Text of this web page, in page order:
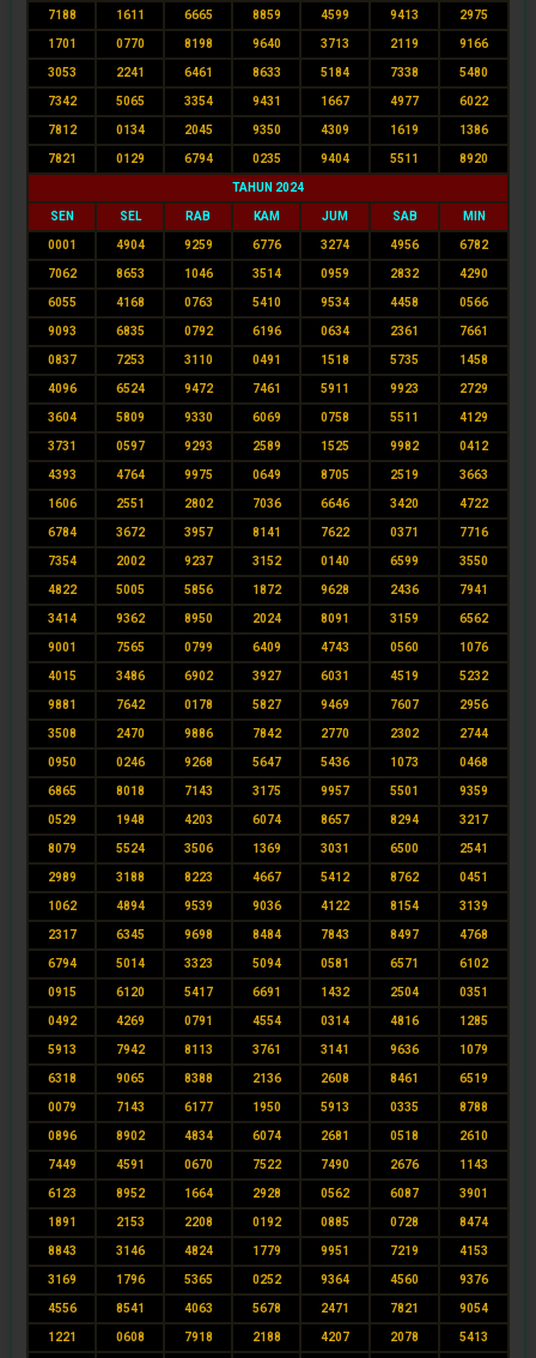
7188 1611 6665 8859 4599 9413 2975
1701 0770 8198 9640 3713 2119 9166
3053 2241 6461 8633 5184 7338 5480
7342 5065 3354 9431 1667 4977 6022
7812 0134 2045 9350 4309 1619 1386
7821 0129 6794 0235 9404 5511 8920
TAHUN 2024
SEN SEL RAB KAM JUM SAB MIN
0001 4904 9259 6776 3274 4956 6782
7062 8653 1046 3514 0959 2832 4290
6055 4168 0763 5410 9534 4458 0566
9093 6835 0792 6196 0634 2361 7661
0837 7253 3110 0491 1518 5735 1458
4096 6524 9472 7461 5911 9923 2729
3604 5809 9330 6069 0758 5511 4129
3731 0597 9293 2589 1525 9982 0412
4393 4764 9975 0649 8705 2519 3663
1606 2551 2802 7036 6646 3420 4722
6784 3672 3957 8141 7622 0371 7716
7354 2002 9237 3152 0140 6599 3550
4822 5005 5856 1872 9628 2436 7941
3414 9362 8950 2024 8091 3159 6562
9001 7565 0799 6409 4743 0560 1076
4015 3486 6902 3927 6031 4519 5232
9881 7642 0178 5827 9469 7607 2956
3508 2470 9886 7842 2770 2302 2744
0950 0246 9268 5647 5436 1073 0468
6865 8018 7143 3175 9957 5501 9359
0529 1948 4203 6074 8657 8294 3217
8079 5524 3506 1369 3031 6500 2541
2989 3188 8223 4667 5412 8762 0451
1062 4894 9539 9036 4122 8154 3139
2317 6345 9698 8484 7843 8497 4768
6794 5014 3323 5094 0581 6571 6102
0915 6120 5417 6691 1432 2504 0351
0492 4269 0791 4554 0314 4816 1285
5913 7942 8113 3761 3141 9636 1079
6318 9065 8388 2136 2608 8461 6519
0079 7143 6177 1950 5913 0335 8788
0896 8902 4834 6074 2681 0518 2610
7449 4591 0670 7522 7490 2676 1143
6123 8952 1664 2928 0562 6087 3901
1891 2153 2208 0192 0885 0728 8474
8843 3146 4824 1779 9951 7219 4153
3169 1796 5365 0252 9364 4560 9376
4556 8541 4063 5678 2471 7821 9054
1221 0608 7918 2188 4207 2078 5413